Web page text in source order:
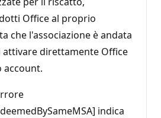
Office al proprio
che l'associazione è andata
direttamente Office
account.
indica